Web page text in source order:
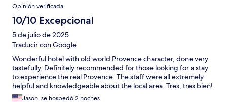
Opinión verificada
10/10 Excepcional
5 de julio de 2025
Traducir con Google
Wonderful hotel with old world Provence character, done very
tastefully. Definitely recommended for those looking for a stay
to experience the real Provence. The staff were all extremely
helpful and knowledgeable about the local area. Tres, tres bien!
Jason, se hospedó 2 noches